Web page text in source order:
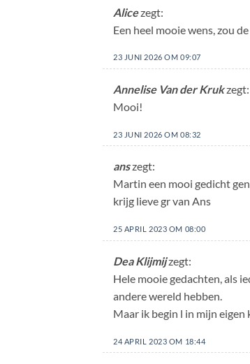
Alicezegt:
Een heel mooie wens, zou
23 JUNI 2026 OM 09:07
Annelise Van der Krukzegt:
Mooi!
23 JUNI 2026 OM 08:32
anszegt:
Martin een mooi gedicht
krijg lieve gr van Ans
25 APRIL 2023 OM 08:00
Dea Klijmijzegt:
Hele mooie gedachten, als
andere wereld hebben.
Maar ik begin l in mijn
24 APRIL 2023 OM 18:44